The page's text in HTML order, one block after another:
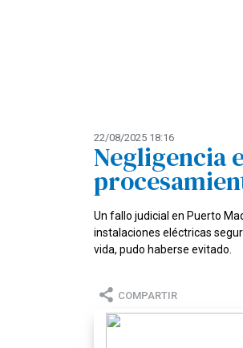
22/08/2025 18:16
Negligencia
Un fallo judicial en Puerto
instalaciones eléctricas
vida, pudo haberse evitado.
COMPARTIR